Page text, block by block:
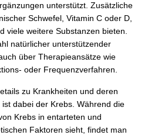
unterstützt. Zusätzliche
Schwefel, Vitamin C oder D,
viele weitere Substanzen bieten.
natürlicher unterstützender
über Therapie­ansätze wie
oder Frequenzverfahren.
zu Krankheiten und deren
dabei der Krebs. Während die
Krebs in entarteten und
Faktoren sieht, findet man